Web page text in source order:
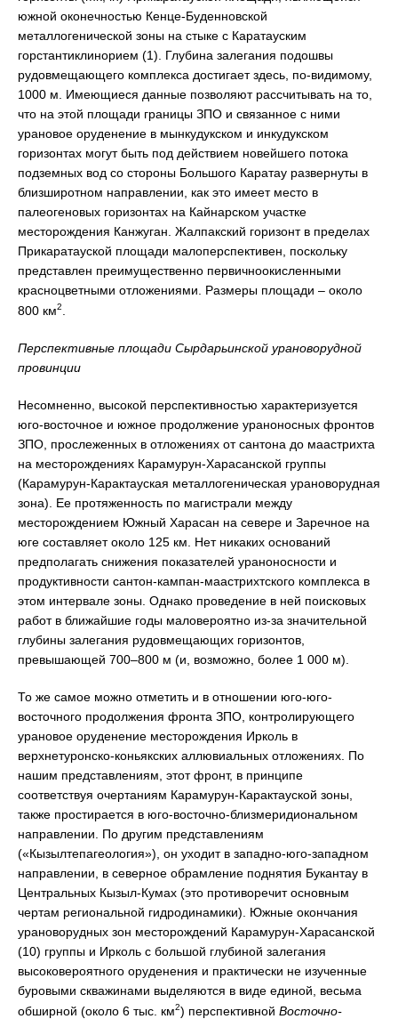
южной оконечностью Кенце-Буденновской
металлогенической зоны на стыке с Каратауским
горстантиклинорием (1). Глубина залегания подошвы
рудовмещающего комплекса достигает здесь, по-видимому,
1000 м. Имеющиеся данные позволяют рассчитывать на то,
что на этой площади границы ЗПО и связанное с ними
урановое оруденение в мынкудукском и инкудукском
горизонтах могут быть под действием новейшего потока
подземных вод со стороны Большого Каратау развернуты в
близширотном направлении, как это имеет место в
палеогеновых горизонтах на Кайнарском участке
месторождения Канжуган. Жалпакский горизонт в пределах
Прикаратауской площади малоперспективен, поскольку
представлен преимущественно первичноокисленными
красноцветными отложениями. Размеры площади – около
800 км2
Перспективные площади Сырдарьинской урановорудной
провинции
Несомненно, высокой перспективностью характеризуется
юго-восточное и южное продолжение ураноносных фронтов
ЗПО, прослеженных в отложениях от сантона до маастрихта
на месторождениях Карамурун-Харасанской группы
(Карамурун-Карактауская металлогеническая урановорудная
зона). Ее протяженность по магистрали между
месторождением Южный Харасан на севере и Заречное на
юге составляет около 125 км. Нет никаких оснований
предполагать снижения показателей ураноносности и
продуктивности сантон-кампан-маастрихтского комплекса в
этом интервале зоны. Однако проведение в ней поисковых
работ в ближайшие годы маловероятно из-за значительной
глубины залегания рудовмещающих горизонтов,
превышающей 700–800 м (и, возможно, более 1 000 м).
То же самое можно отметить и в отношении юго-юго-
восточного продолжения фронта ЗПО, контролирующего
урановое оруденение месторождения Ирколь в
верхнетуронско-коньякских аллювиальных отложениях. По
нашим представлениям, этот фронт, в принципе
соответствуя очертаниям Карамурун-Карактауской зоны,
также простирается в юго-восточно-близмеридиональном
направлении. По другим представлениям
(«Кызылтепагеология»), он уходит в западно-юго-западном
направлении, в северное обрамление поднятия Букантау в
Центральных Кызыл-Кумах (это противоречит основным
чертам региональной гидродинамики). Южные окончания
урановорудных зон месторождений Карамурун-Харасанской
(10) группы и Ирколь с большой глубиной залегания
высоковероятного оруденения и практически не изученные
буровыми скважинами выделяются в виде единой, весьма
обширной (около 6 тыс. км2) перспективной Восточно-